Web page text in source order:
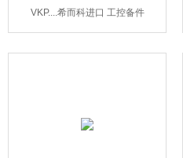
VKP....希而科进口 工控备件
KOBOLD-VKP系列流量计